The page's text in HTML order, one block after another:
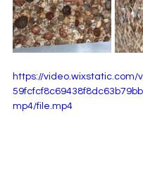
https://video.wixstatic.com/
mp4/file.mp4